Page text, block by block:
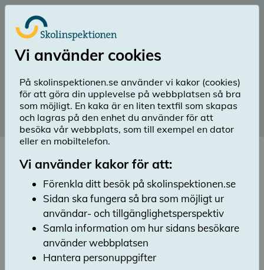
Till huvudinnehåll
searchSök
Publicerad: 15 oktober 2020
Ledning
Lyssna
Marie Axelsson är generaldirektör och chef
2025. Hon är ytterst ansvarig för
myndighetens verksamhet.
Verksledning
Marie Axelsson
Generaldirektör
Vi använder cookies
På skolinspektionen.se använder vi kakor (cookies)
för att göra din upplevelse på webbplatsen så bra
som möjligt. En kaka är en liten textfil som skapas
och lagras på den enhet du använder för att
besöka vår webbplats, som till exempel en dator
eller en mobiltelefon.
Vi använder kakor för att:
Förenkla ditt besök på skolinspektionen.se
Sidan ska fungera så bra som möjligt ur
användar- och tillgänglighetsperspektiv
Samla information om hur sidans besökare
använder webbplatsen
Hantera personuppgifter